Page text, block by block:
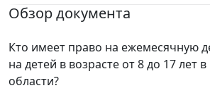
Обзор документа
Кто имеет право на ежемесячную
на детей в возрасте от 8 до 17 лет
области?